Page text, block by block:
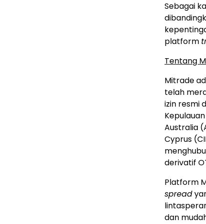
Sebagai
platform
Tentang
Mitrade
telah
izin resmi
Australia
Cyprus
derivatif
Platform
spread
dan